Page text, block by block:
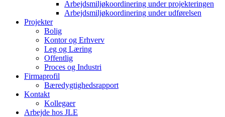
Arbejdsmiljøkoordinering under projekteringen
Arbejdsmiljøkoordinering under udførelsen
Projekter
Bolig
Kontor og Erhverv
Leg og Læring
Offentlig
Proces og Industri
Firmaprofil
Bæredygtighedsrapport
Kontakt
Kollegaer
Arbejde hos JLE